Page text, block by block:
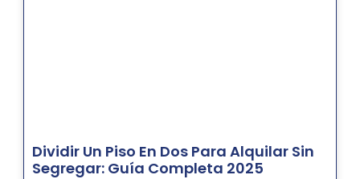
Dividir Un Piso En Dos Para Alquilar Sin
Segregar: Guía Completa 2025